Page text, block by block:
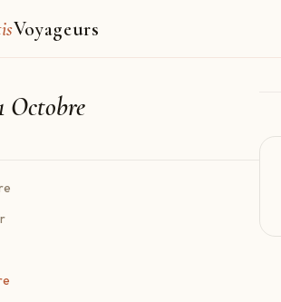
Voyageurs
Octobre